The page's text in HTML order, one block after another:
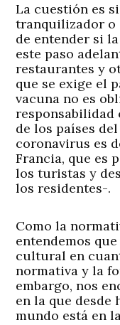
La cuestión es
tranquilizador o
de entender si
este paso
restaurantes y
que se exige el
vacuna no es
responsabilidad
de los países
coronavirus es
Francia, que es
los turistas y
los residentes-.
Como la
entendemos
cultural en
normativa y la
embargo, nos
en la que desde
mundo está en